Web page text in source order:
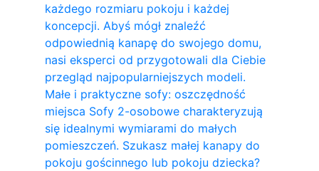
każdego rozmiaru pokoju i każdej
koncepcji. Abyś mógł znaleźć
odpowiednią kanapę do swojego domu,
nasi eksperci od przygotowali dla Ciebie
przegląd najpopularniejszych modeli.
Małe i praktyczne sofy: oszczędność
miejsca Sofy 2-osobowe charakteryzują
się idealnymi wymiarami do małych
pomieszczeń. Szukasz małej kanapy do
pokoju gościnnego lub pokoju dziecka?